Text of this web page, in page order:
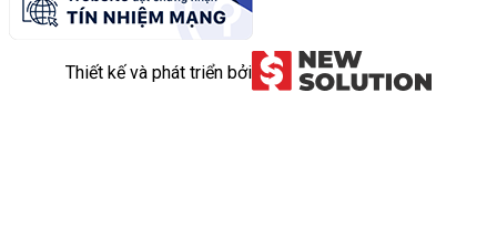
Thiết kế và phát triển bởi